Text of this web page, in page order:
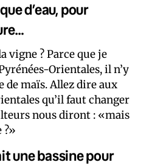
d’eau, pour
vigne ? Parce que je
Orientales, il n’y
de maïs. Allez dire aux
qu’il faut changer
nous diront : «mais
?»
une bassine pour